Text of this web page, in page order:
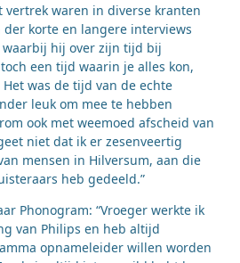
waren in diverse kranten
korte en langere interviews
waarbij hij over zijn tijd bij
een tijd waarin je alles kon,
was de tijd van de echte
leuk om mee te hebben
ook met weemoed afscheid van
niet dat ik er zesenveertig
mensen in Hilversum, aan die
heb gedeeld.”
Phonogram: “Vroeger werkte ik
van Philips en heb altijd
opnameleider willen worden